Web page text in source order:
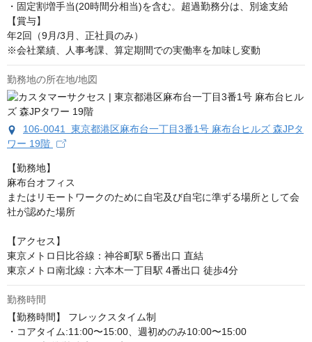
・固定割増手当(20時間分相当)を含む。超過勤務分は、別途支給
【賞与】
年2回（9月/3月、正社員のみ）
※会社業績、人事考課、算定期間での実働率を加味し変動
勤務地の所在地/地図
106-0041 東京都港区麻布台一丁目3番1号 麻布台ヒルズ 森JPタ
ワー 19階
【勤務地】
麻布台オフィス
またはリモートワークのために自宅及び自宅に準ずる場所として会
社が認めた場所
【アクセス】
東京メトロ日比谷線：神谷町駅 5番出口 直結
東京メトロ南北線：六本木一丁目駅 4番出口 徒歩4分
勤務時間
【勤務時間】 フレックスタイム制
・コアタイム:11:00〜15:00、週初めのみ10:00〜15:00